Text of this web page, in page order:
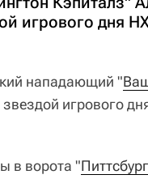
игрового дня
нападающий "
игрового
в ворота "